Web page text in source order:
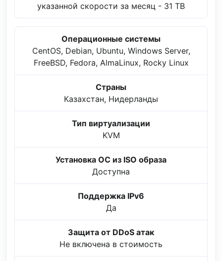
указанной скорости за месяц - 31 TB
Операционные системы
CentOS, Debian, Ubuntu, Windows Server,
FreeBSD, Fedora, AlmaLinux, Rocky Linux
Страны
Казахстан, Нидерланды
Тип виртуализации
KVM
Установка ОС из ISO образа
Доступна
Поддержка IPv6
Да
Защита от DDoS атак
Не включена в стоимость